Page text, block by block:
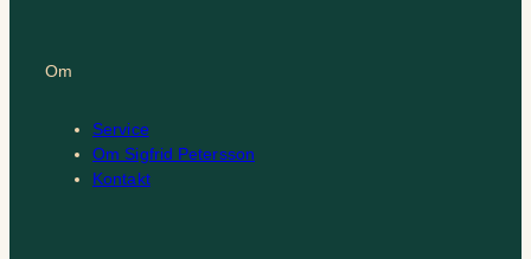
Om
Service
Om Sigfrid Petersson
Kontakt